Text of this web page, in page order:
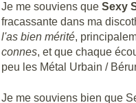
Je me souviens que Sexy
fracassante dans ma
l'as bien mérité,
connes, et que chaque
peu les Métal Urbain /
Je me souviens bien que